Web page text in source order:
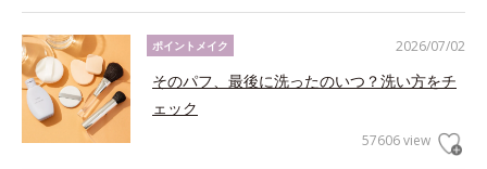
2026/07/02
ポイントメイク
そのパフ、最後に洗ったのいつ？洗い方をチ
ェック
57606 view